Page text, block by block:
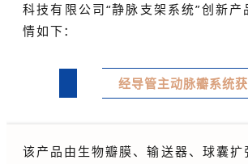
科技有限公司“静脉支架系统”创新产
情如下：
经导管主动脉瓣系统
该产品由生物瓣膜、输送器、球囊扩